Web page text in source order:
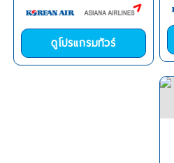
ดูโปรแกรมทัวร์